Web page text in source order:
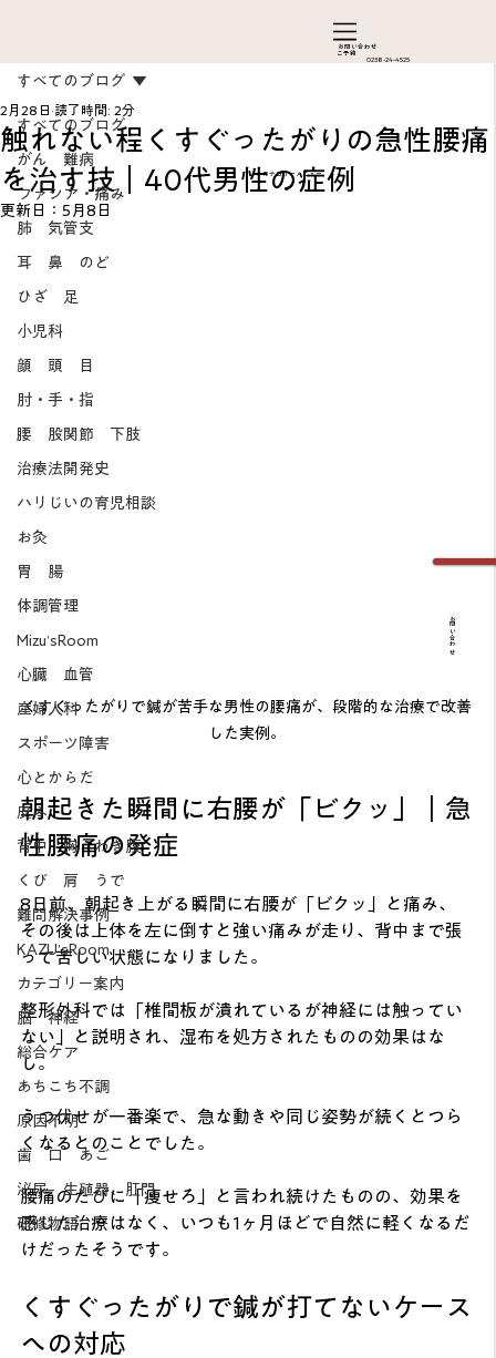
お問い合わ​せ
ご予約
0238-24-4525
すべてのブログ
がん 難病
ファシア・痛み
肺 気管支
耳 鼻 のど
ひざ 足
小児科
顔 頭 目
肘・手・指
腰 股関節 下肢
治療法開発史
ハリじいの育児相談
お灸
胃 腸
体調管理
Mizu’sRoom
心臓 血管
産婦人科
スポーツ障害
心とからだ
皮ふ
背中 胸 わき腹
くび 肩 うで
難問解決事例
KAZU’sRoom
カテゴリー案内
脳 神経
総合ケア
あちこち不調
原因不明
歯 口 あご
泌尿、生殖器、肛門
研修物語
すべてのブログ
触れない程くすぐったがりの急性腰痛
を治す技｜40代男性の症例
2月28日 読了時間: 2分
更新日： 5月8日
くすぐったがりで鍼が苦手な男性の腰痛が、段階的な治療で改善
した実例。
朝起きた瞬間に右腰が「ビクッ」｜急
性腰痛の発症
8日前、朝起き上がる瞬間に右腰が「ビクッ」と痛み、
その後は上体を左に倒すと強い痛みが走り、背中まで張
って苦しい状態になりました。
整形外科では「椎間板が潰れているが神経には触ってい
ない」と説明され、湿布を処方されたものの効果はな
し。
うつ伏せが一番楽で、急な動きや同じ姿勢が続くとつら
くなるとのことでした。
腰痛のたびに「痩せろ」と言われ続けたものの、効果を
感じた治療はなく、いつも1ヶ月ほどで自然に軽くなるだ
けだったそうです。
くすぐったがりで鍼が打てないケース
への対応
カテゴリーメニュー
お問い合わせ